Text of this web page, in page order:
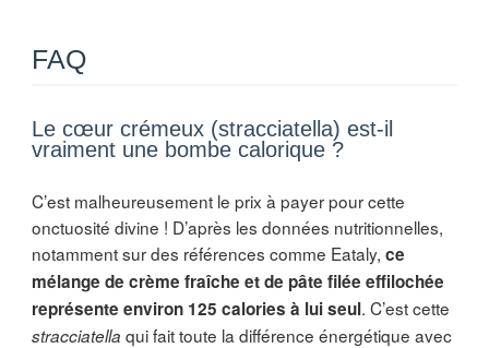
FAQ
Le cœur crémeux (stracciatella) est-il
vraiment une bombe calorique ?
C’est malheureusement le prix à payer pour cette
onctuosité divine ! D’après les données nutritionnelles,
notamment sur des références comme Eataly, ce
mélange de crème fraîche et de pâte filée effilochée
représente environ 125 calories à lui seul. C’est cette
stracciatella qui fait toute la différence énergétique avec